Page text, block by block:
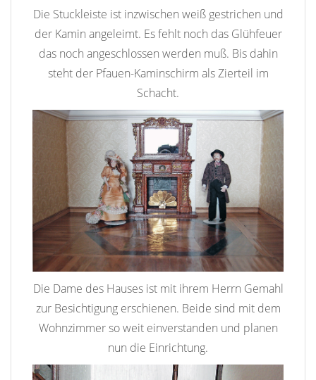
Die Stuckleiste ist inzwischen weiß gestrichen und
der Kamin angeleimt. Es fehlt noch das Glühfeuer
das noch angeschlossen werden muß. Bis dahin
steht der Pfauen-Kaminschirm als Zierteil im
Schacht.
Die Dame des Hauses ist mit ihrem Herrn Gemahl
zur Besichtigung erschienen. Beide sind mit dem
Wohnzimmer so weit einverstanden und planen
nun die Einrichtung.